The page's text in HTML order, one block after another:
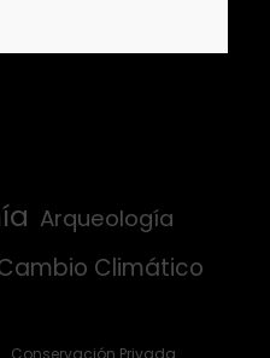
Arqueología
Climático